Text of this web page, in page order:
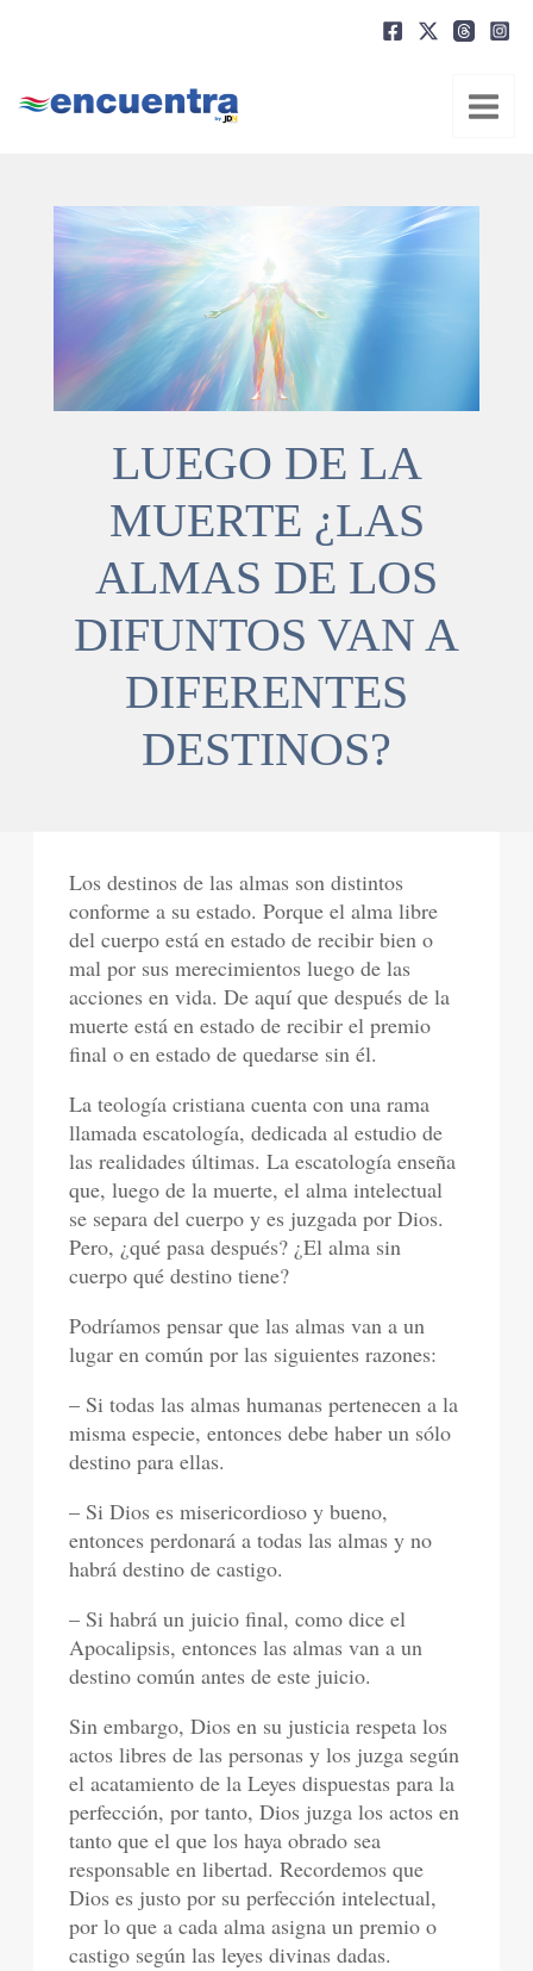
LUEGO DE LA
MUERTE ¿LAS
ALMAS DE LOS
DIFUNTOS VAN A
DIFERENTES
DESTINOS?
Los destinos de las almas son distintos
conforme a su estado. Porque el alma libre
del cuerpo está en estado de recibir bien o
mal por sus merecimientos luego de las
acciones en vida. De aquí que después de la
muerte está en estado de recibir el premio
final o en estado de quedarse sin él.
La teología cristiana cuenta con una rama
llamada escatología, dedicada al estudio de
las realidades últimas. La escatología enseña
que, luego de la muerte, el alma intelectual
se separa del cuerpo y es juzgada por Dios.
Pero, ¿qué pasa después? ¿El alma sin
cuerpo qué destino tiene?
Podríamos pensar que las almas van a un
lugar en común por las siguientes razones:
– Si todas las almas humanas pertenecen a la
misma especie, entonces debe haber un sólo
destino para ellas.
– Si Dios es misericordioso y bueno,
entonces perdonará a todas las almas y no
habrá destino de castigo.
– Si habrá un juicio final, como dice el
Apocalipsis, entonces las almas van a un
destino común antes de este juicio.
Sin embargo, Dios en su justicia respeta los
actos libres de las personas y los juzga según
el acatamiento de la Leyes dispuestas para la
perfección, por tanto, Dios juzga los actos en
tanto que el que los haya obrado sea
responsable en libertad. Recordemos que
Dios es justo por su perfección intelectual,
por lo que a cada alma asigna un premio o
castigo según las leyes divinas dadas.